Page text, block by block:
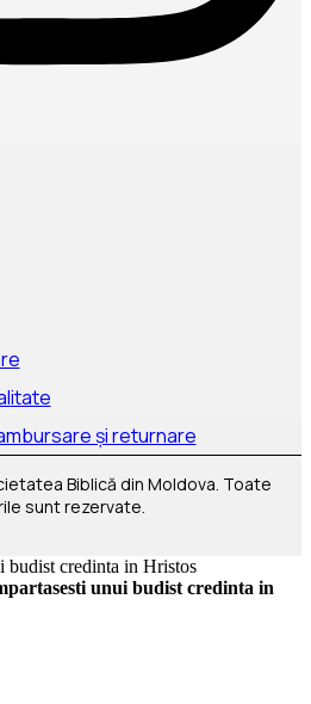
și returnare
Biblică din Moldova. Toate
sunt rezervate.
unui budist credinta in